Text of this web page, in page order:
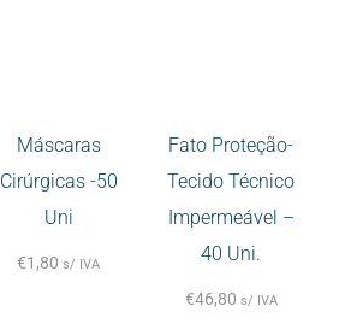
Máscaras
Cirúrgicas -50
Uni
€1,80 s/ IVA
Fato Proteção-
Tecido Técnico
Impermeável –
40 Uni.
€46,80 s/ IVA